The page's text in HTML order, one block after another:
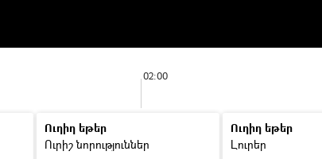
02:00
Ուղիղ եթեր
Ուրիշ նորություններ
Ուղիղ եթեր
Լուրեր